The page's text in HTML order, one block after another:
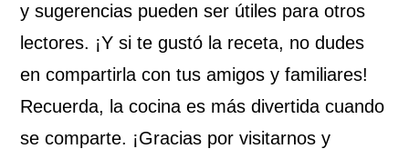
y sugerencias pueden ser útiles para otros
lectores. ¡Y si te gustó la receta, no dudes
en compartirla con tus amigos y familiares!
Recuerda, la cocina es más divertida cuando
se comparte. ¡Gracias por visitarnos y